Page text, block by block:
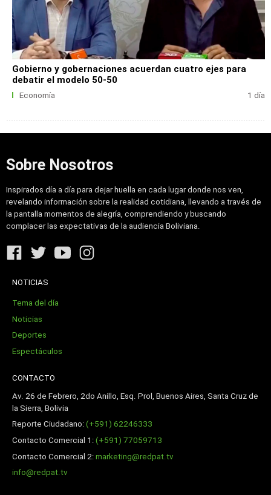
Gobierno y gobernaciones acuerdan cuatro ejes para
debatir el modelo 50-50
Economía 1 día
Sobre Nosotros
Inspirados día a día para dejar huella en cada lugar donde nos ven,
revelando información sobre la realidad cotidiana, llevando a través de
la pantalla momentos de alegría, comprendiendo y buscando
complacer las expectativas de la audiencia Boliviana.
NOTICIAS
Tema del día
Noticias
Deportes
Espectáculos
CONTACTO
Av. 26 de Febrero, 2do Anillo, Esq. Prol, Buenos Aires, Santa Cruz de
la Sierra, Bolivia
Reporte Ciudadano:(+591) 62246333
Contacto Comercial 1:(+591) 77059713
Contacto Comercial 2:marketing@redpat.tv
info@redpat.tv